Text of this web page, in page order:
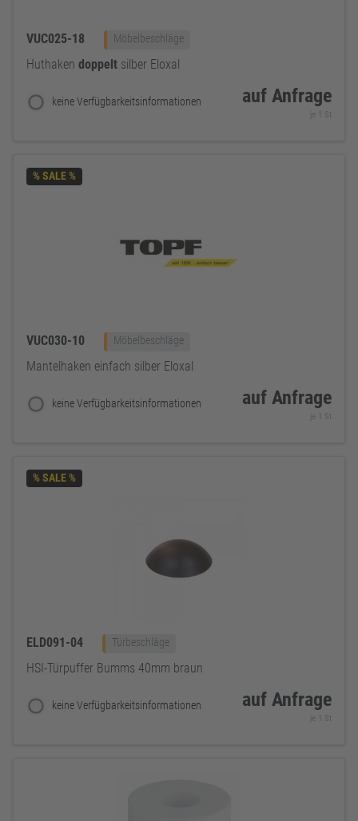
VUC025-18 Möbelbeschläge
Huthaken doppelt silber Eloxal
keine Verfügbarkeitsinformationen auf Anfrage
je 1 St
% SALE %
VUC030-10 Möbelbeschläge
Mantelhaken einfach silber Eloxal
keine Verfügbarkeitsinformationen auf Anfrage
je 1 St
% SALE %
ELD091-04 Türbeschläge
HSI-Türpuffer Bumms 40mm braun
keine Verfügbarkeitsinformationen auf Anfrage
je 1 St